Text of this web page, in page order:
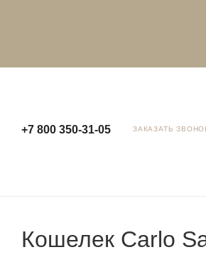
+7 800 350-31-05 ЗАКАЗАТЬ
Кошелек Carlo